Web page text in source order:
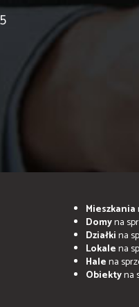
Mieszkania
Domyna
Działkina
Lokalena
Halena
Obiektyna